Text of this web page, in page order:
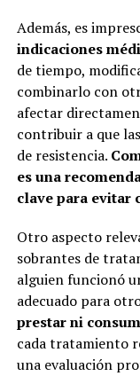
Además, es
indicaciones
de tiempo,
combinarlo con
afectar
contribuir a que
de resistencia.
es una
clave para evitar
Otro aspecto
sobrantes de
alguien funcionó
adecuado para
prestar ni
cada tratamiento
una evaluación